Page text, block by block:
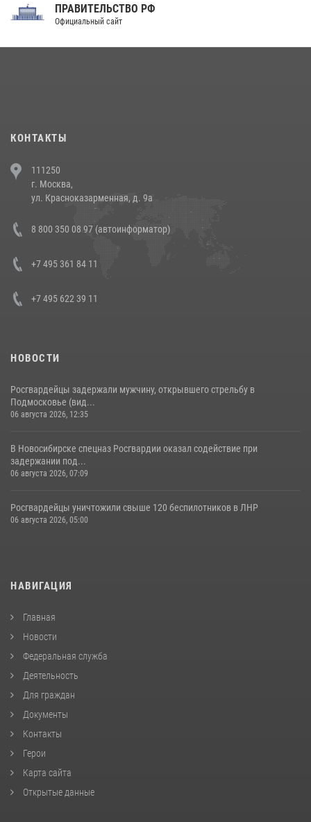
Праздник «Один день с Росгвардией» к 105-летию Центрального
напавших на бригаду скорой помощи (видео)
14 июля 2026, 12:20
В Росгвардии прошла военно-научная конференция по обобщению
боевого опыта
ПРАВИТЕЛЬСТВО РФ
Официальный сайт
КОНТАКТЫ
111250
г. Москва,
ул. Красноказарменная, д. 9а
8 800 350 08 97 (автоинформатор)
+7 495 361 84 11
+7 495 622 39 11
НОВОСТИ
Росгвардейцы задержали мужчину, открывшего стрельбу в
Подмосковье (вид...
06 августа 2026, 12:35
В Новосибирске спецназ Росгвардии оказал содействие при
задержании под...
06 августа 2026, 07:09
Росгвардейцы уничтожили свыше 120 беспилотников в ЛНР
06 августа 2026, 05:00
НАВИГАЦИЯ
Главная
Новости
Федеральная служба
Деятельность
Для граждан
Документы
Контакты
Герои
Карта сайта
Открытые данные